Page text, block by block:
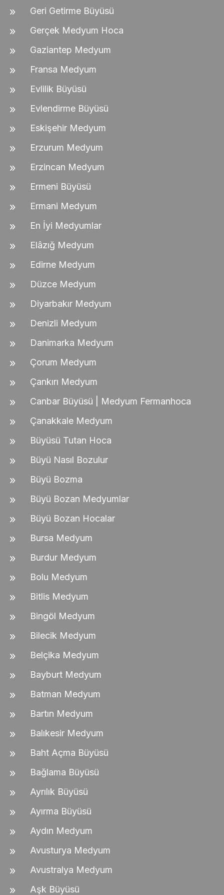
Geri Getirme Büyüsü
Gerçek Medyum Hoca
Gaziantep Medyum
Fransa Medyum
Evlilik Büyüsü
Evlendirme Büyüsü
Eskişehir Medyum
Erzurum Medyum
Erzincan Medyum
Ermeni Büyüsü
Ermani Medyum
En İyi Medyumlar
Elâzığ Medyum
Edirne Medyum
Düzce Medyum
Diyarbakır Medyum
Denizli Medyum
Danimarka Medyum
Çorum Medyum
Çankırı Medyum
Canbar Büyüsü | Medyum Fermanhoca
Çanakkale Medyum
Büyüsü Tutan Hoca
Büyü Nasıl Bozulur
Büyü Bozma
Büyü Bozan Medyumlar
Büyü Bozan Hocalar
Bursa Medyum
Burdur Medyum
Bolu Medyum
Bitlis Medyum
Bingöl Medyum
Bilecik Medyum
Belçika Medyum
Bayburt Medyum
Batman Medyum
Bartın Medyum
Balıkesir Medyum
Baht Açma Büyüsü
Bağlama Büyüsü
Ayrılık Büyüsü
Ayırma Büyüsü
Aydın Medyum
Avusturya Medyum
Avustralya Medyum
Aşk Büyüsü